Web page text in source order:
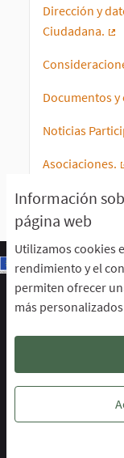
Información
página web
Utilizamos cookies
rendimiento y el
permiten ofrecer
más
Dirección y
Ciudadana.
Documentos y
Noticias
Asociaciones.
Área